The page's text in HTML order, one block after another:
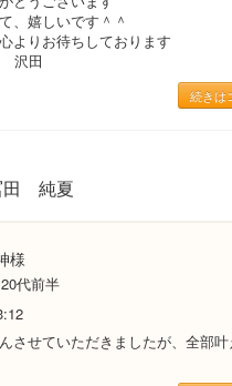
、嬉しいです＾＾
よりお待ちしております
沢田
続きは
田 純夏
様
20代前半
させていただきましたが、全部叶